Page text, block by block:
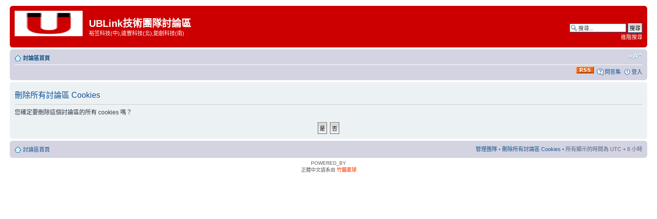
UBLink技術團隊討論區
裕笠科技(中),遠豐科技(北),鉅創科技(南)
進階搜尋
討論區首頁
問答集 登入
刪除所有討論區 Cookies
您確定要刪除這個討論區的所有 cookies 嗎？
討論區首頁 管理團隊 • 刪除所有討論區 Cookies • 所有顯示的時間為 UTC + 8 小時
POWERED_BY
正體中文語系由 竹貓星球